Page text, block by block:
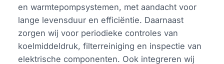
en warmtepompsystemen, met aandacht voor
lange levensduur en efficiëntie. Daarnaast
zorgen wij voor periodieke controles van
koelmiddeldruk, filterreiniging en inspectie van
elektrische componenten. Ook integreren wij